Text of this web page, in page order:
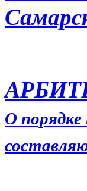
О порядке